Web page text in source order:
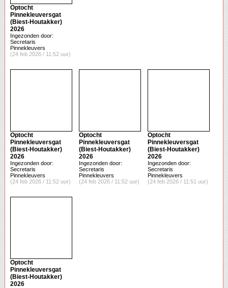
Optocht
Pinnekleuversgat
(Biest-Houtakker)
2026
Ingezonden door:
Secretaris
Pinnekleuvers
(24 feb 2026 / 11:52 uur)
Optocht
Pinnekleuversgat
(Biest-Houtakker)
2026
Ingezonden door:
Secretaris
Pinnekleuvers
(24 feb 2026 / 11:52 uur)
Optocht
Pinnekleuversgat
(Biest-Houtakker)
2026
Ingezonden door:
Secretaris
Pinnekleuvers
(24 feb 2026 / 11:52 uur)
Optocht
Pinnekleuversgat
(Biest-Houtakker)
2026
Ingezonden door:
Secretaris
Pinnekleuvers
(24 feb 2026 / 11:51 uur)
Optocht
Pinnekleuversgat
(Biest-Houtakker)
2026